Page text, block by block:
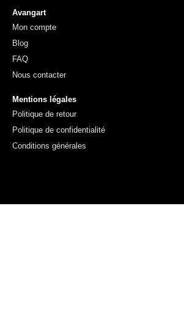
Avangart
Mon compte
Blog
FAQ
Nous contacter
Mentions légales
Politique de retour
Politique de confidentialité
Conditions générales